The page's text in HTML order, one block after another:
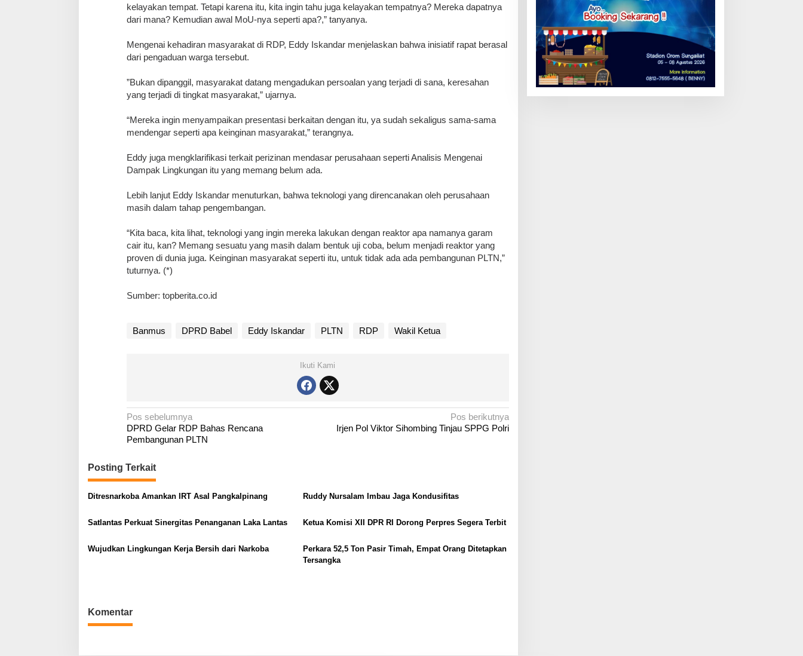
kelayakan tempat. Tetapi karena itu, kita ingin tahu juga kelayakan tempatnya? Mereka dapatnya
dari mana? Kemudian awal MoU-nya seperti apa?,” tanyanya.
​Mengenai kehadiran masyarakat di RDP, Eddy Iskandar menjelaskan bahwa inisiatif rapat berasal
dari pengaduan warga tersebut.
​”Bukan dipanggil, masyarakat datang mengadukan persoalan yang terjadi di sana, keresahan
yang terjadi di tingkat masyarakat,” ujarnya.
“Mereka ingin menyampaikan presentasi berkaitan dengan itu, ya sudah sekaligus sama-sama
mendengar seperti apa keinginan masyarakat,” terangnya.
​Eddy juga mengklarifikasi terkait perizinan mendasar perusahaan seperti Analisis Mengenai
Dampak Lingkungan itu yang memang belum ada.
​Lebih lanjut Eddy Iskandar menuturkan, bahwa teknologi yang direncanakan oleh perusahaan
masih dalam tahap pengembangan.
“Kita baca, kita lihat, teknologi yang ingin mereka lakukan dengan reaktor apa namanya garam
cair itu, kan? Memang sesuatu yang masih dalam bentuk uji coba, belum menjadi reaktor yang
proven di dunia juga. Keinginan masyarakat seperti itu, untuk tidak ada ada pembangunan PLTN,”
tuturnya. (*)
Sumber: topberita.co.id
Banmus DPRD Babel Eddy Iskandar PLTN RDP Wakil Ketua
Ikuti Kami
N
a
i
g
a
i
p
Pos sebelumnya
DPRD Gelar RDP Bahas Rencana
Pembangunan PLTN
Pos berikutnya
Irjen Pol Viktor Sihombing Tinjau SPPG Polri
Posting Terkait
Ditresnarkoba Amankan IRT Asal Pangkalpinang Ruddy Nursalam Imbau Jaga Kondusifitas
Satlantas Perkuat Sinergitas Penanganan Laka Lantas Ketua Komisi XII DPR RI Dorong Perpres Segera Terbit
Wujudkan Lingkungan Kerja Bersih dari Narkoba
Perkara 52,5 Ton Pasir Timah, Empat Orang Ditetapkan
Tersangka
Komentar